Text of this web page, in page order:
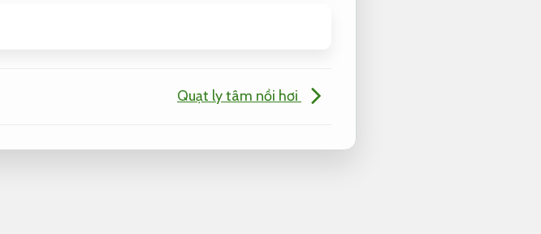
Quạt ly tâm nồi hơi